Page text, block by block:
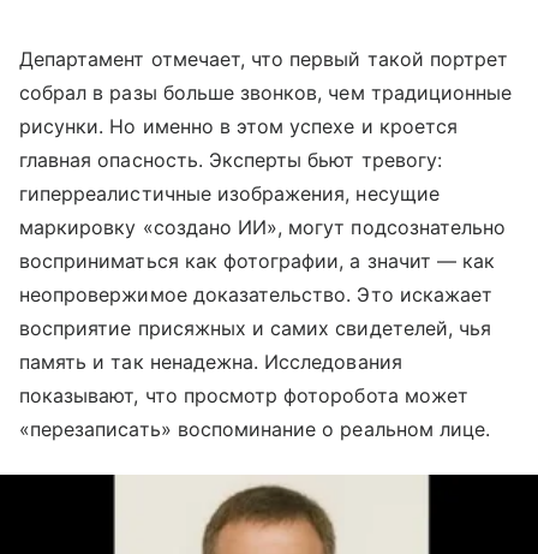
Департамент отмечает, что первый такой портрет
собрал в разы больше звонков, чем традиционные
рисунки. Но именно в этом успехе и кроется
главная опасность. Эксперты бьют тревогу:
гиперреалистичные изображения, несущие
маркировку «создано ИИ», могут подсознательно
восприниматься как фотографии, а значит — как
неопровержимое доказательство. Это искажает
восприятие присяжных и самих свидетелей, чья
память и так ненадежна. Исследования
показывают, что просмотр фоторобота может
«перезаписать» воспоминание о реальном лице.